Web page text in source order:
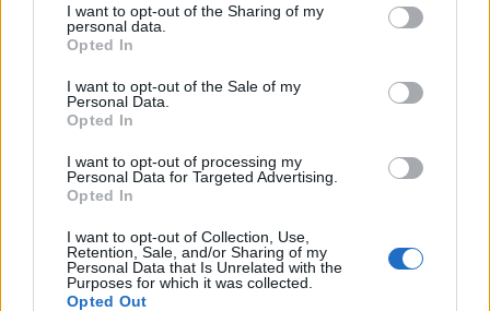
not limited to your visit or usage behaviour. You may click to
grant or deny consent to Google and its third-party tags to
use your data for below specified purposes in below Google
consent section.
I want to opt-out of the Sharing of my
personal data.
Opted In
I want to opt-out of the Sale of my
Personal Data.
Opted In
I want to opt-out of processing my
Personal Data for Targeted Advertising.
Opted In
I want to opt-out of Collection, Use,
Retention, Sale, and/or Sharing of my
Personal Data that Is Unrelated with the
Purposes for which it was collected.
Opted Out